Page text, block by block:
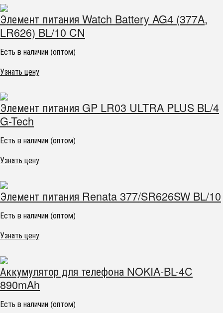
Элемент питания Watch Battery AG4 (377A,
LR626) BL/10 CN
Есть в наличии (оптом)
Узнать цену
Элемент питания GP LR03 ULTRA PLUS BL/4
G-Tech
Есть в наличии (оптом)
Узнать цену
Элемент питания Renata 377/SR626SW BL/10
Есть в наличии (оптом)
Узнать цену
Аккумулятор для телефона NOKIA-BL-4C
890mAh
Есть в наличии (оптом)